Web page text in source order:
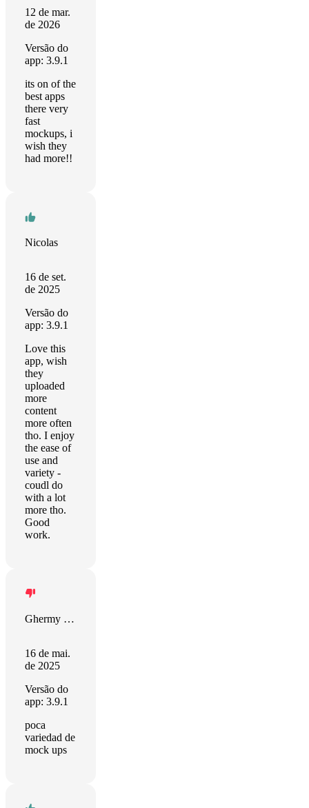
12 de mar.
de 2026
Versão do
app: 3.9.1
its on of the
best apps
there very
fast
mockups, i
wish they
had more!!
Nicolas
16 de set.
de 2025
Versão do
app: 3.9.1
Love this
app, wish
they
uploaded
more
content
more often
tho. I enjoy
the ease of
use and
variety -
coudl do
with a lot
more tho.
Good
work.
Ghermy Davila
16 de mai.
de 2025
Versão do
app: 3.9.1
poca
variedad de
mock ups